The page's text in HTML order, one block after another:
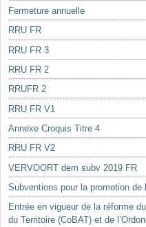
Fermeture annuelle
RRU FR
RRU FR 3
RRU FR 2
RRUFR 2
RRU FR V1
Annexe Croquis Titre 4
RRU FR V2
VERVOORT dem subv 2019 FR
Subventions pour la promotion de
Entrée en vigueur de la réforme
du Territoire (CoBAT) et de